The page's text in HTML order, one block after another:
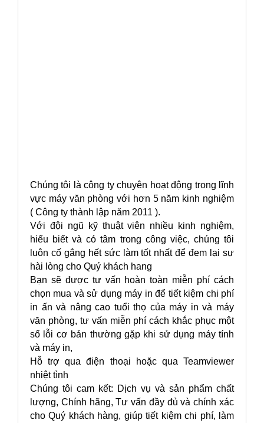
Chúng tôi là công ty chuyên hoạt động trong lĩnh
vực máy văn phòng với hơn 5 năm kinh nghiệm
( Công ty thành lập năm 2011 ).
Với đội ngũ kỹ thuật viên nhiều kinh nghiệm,
hiểu biết và có tâm trong công việc, chúng tôi
luôn cố gắng hết sức làm tốt nhất để đem lại sự
hài lòng cho Quý khách hang
Bạn sẽ được tư vấn hoàn toàn miễn phí cách
chọn mua và sử dụng máy in để tiết kiệm chi phí
in ấn và nâng cao tuổi thọ của máy in và máy
văn phòng, tư vấn miễn phí cách khắc phục một
số lỗi cơ bản thường gặp khi sử dụng máy tính
và máy in,
Hỗ trợ qua điện thoại hoặc qua Teamviewer
nhiệt tình
Chúng tôi cam kết: Dịch vụ và sản phẩm chất
lượng, Chính hãng, Tư vấn đầy đủ và chính xác
cho Quý khách hàng, giúp tiết kiệm chi phí, làm